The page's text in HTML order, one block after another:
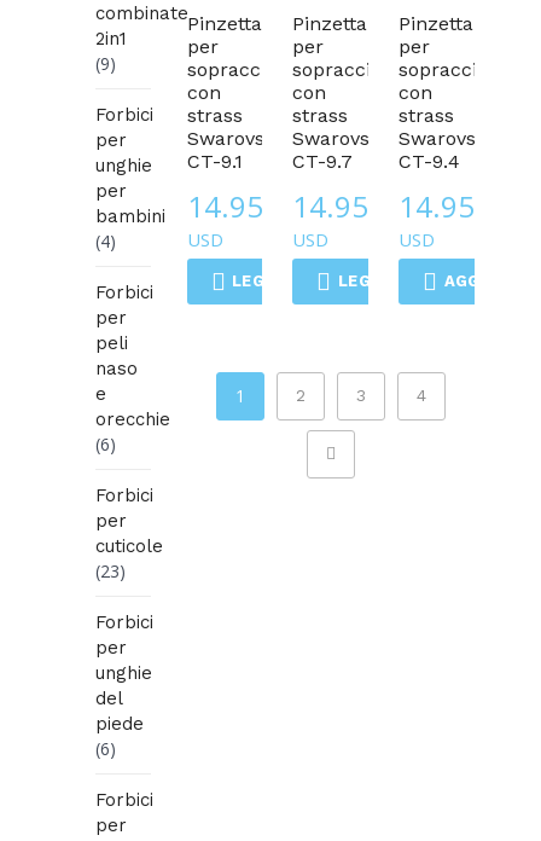
combinate
2in1
(9)
Forbici
per
unghie
per
bambini
(4)
Forbici
per
peli
naso
e
orecchie
(6)
Forbici
per
cuticole
(23)
Forbici
per
unghie
del
piede
(6)
Forbici
per
Pinzetta
per
sopracciglia
con
strass
Swarovski
CT-9.1
14.95
USD
LEGGI DI PIÙ
Pinzetta
per
sopracciglia
con
strass
Swarovski
CT-9.7
14.95
USD
LEGGI DI PIÙ
Pinzetta
per
sopracciglia
con
strass
Swarovski
CT-9.4
14.95
USD
AGGIUNGI
1 2 3 4